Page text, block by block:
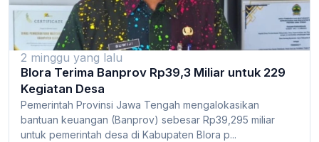
2 minggu yang lalu
Blora Terima Banprov Rp39,3 Miliar untuk 229
Kegiatan Desa
Pemerintah Provinsi Jawa Tengah mengalokasikan
bantuan keuangan (Banprov) sebesar Rp39,295 miliar
untuk pemerintah desa di Kabupaten Blora p...